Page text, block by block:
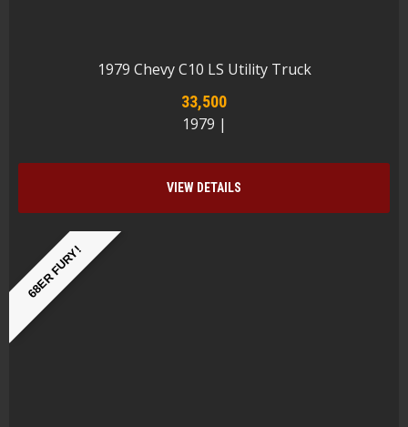
1979 Chevy C10 LS Utility Truck
33,500
1979 |
VIEW DETAILS
68ER FURY!